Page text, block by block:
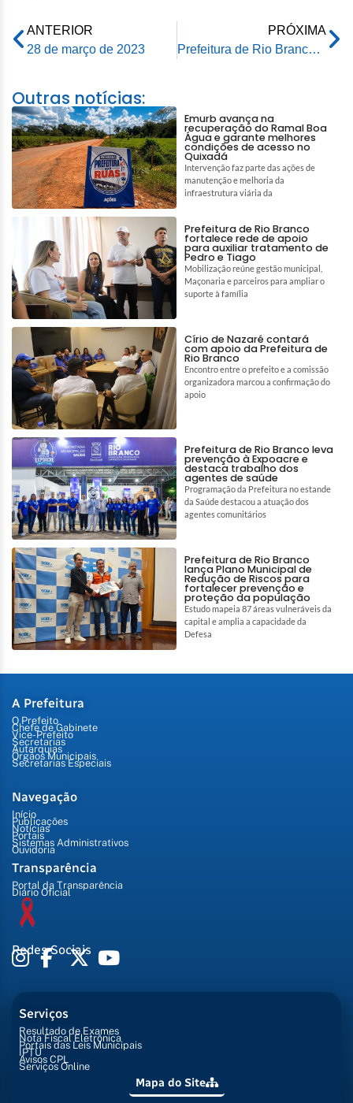
ANTERIOR
28 de março de 2023
PRÓXIMA
Prefeitura de Rio Branco anuncia entrega de EPIs para agentes de saúde e de endemias do município
Outras notícias:
Emurb avança na
recuperação do Ramal Boa
Água e garante melhores
condições de acesso no
Quixadá
Intervenção faz parte das ações de
manutenção e melhoria da
infraestrutura viária da
Prefeitura de Rio Branco
fortalece rede de apoio
para auxiliar tratamento de
Pedro e Tiago
Mobilização reúne gestão municipal,
Maçonaria e parceiros para ampliar o
suporte à família
Círio de Nazaré contará
com apoio da Prefeitura de
Rio Branco
Encontro entre o prefeito e a comissão
organizadora marcou a confirmação do
apoio
Prefeitura de Rio Branco leva
prevenção à Expoacre e
destaca trabalho dos
agentes de saúde
Programação da Prefeitura no estande
da Saúde destacou a atuação dos
agentes comunitários
Prefeitura de Rio Branco
lança Plano Municipal de
Redução de Riscos para
fortalecer prevenção e
proteção da população
Estudo mapeia 87 áreas vulneráveis da
capital e amplia a capacidade da
Defesa
A Prefeitura
O Prefeito
Chefe de Gabinete
Vice-Prefeito
Secretarias
Autarquias
Órgãos Municipais
Secretarias Especiais
Navegação
Início
Publicações
Notícias
Portais
Sistemas Administrativos
Ouvidoria
Transparência
Portal da Transparência
Diário Oficial
Redes Sociais
Serviços
Resultado de Exames
Nota Fiscal Eletrônica
Portais das Leis Municipais
IPTU
Avisos CPL
Serviços Online
Mapa do Site